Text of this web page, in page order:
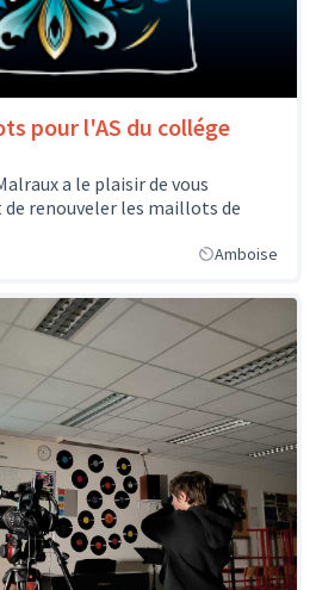
pour l'AS du collége
a le plaisir de vous
renouveler les maillots de
Amboise